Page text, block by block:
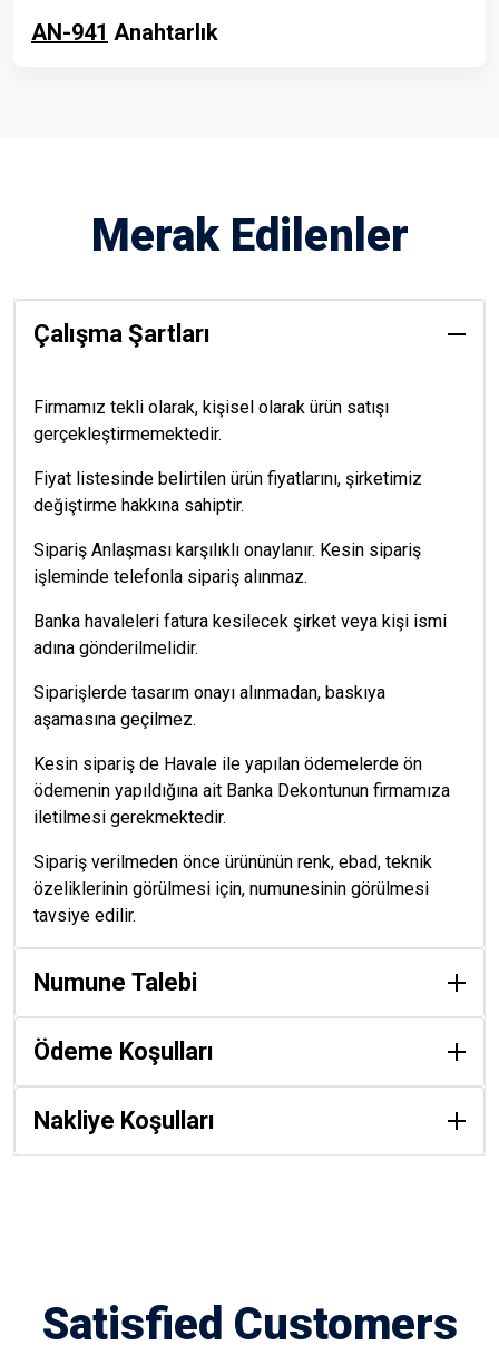
AN-941 Anahtarlık
Merak Edilenler
Çalışma Şartları
Firmamız tekli olarak, kişisel olarak ürün satışı
gerçekleştirmemektedir.
Fiyat listesinde belirtilen ürün fiyatlarını, şirketimiz
değiştirme hakkına sahiptir.
Sipariş Anlaşması karşılıklı onaylanır. Kesin sipariş
işleminde telefonla sipariş alınmaz.
Banka havaleleri fatura kesilecek şirket veya kişi ismi
adına gönderilmelidir.
Siparişlerde tasarım onayı alınmadan, baskıya
aşamasına geçilmez.
Kesin sipariş de Havale ile yapılan ödemelerde ön
ödemenin yapıldığına ait Banka Dekontunun firmamıza
iletilmesi gerekmektedir.
Sipariş verilmeden önce ürününün renk, ebad, teknik
özeliklerinin görülmesi için, numunesinin görülmesi
tavsiye edilir.
Numune Talebi
Ödeme Koşulları
Nakliye Koşulları
Satisfied Customers